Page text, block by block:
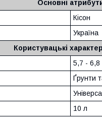
Основні
Кісон
Україна
Користувацькі
5,7 - 6,8
Ґрунти
10 л